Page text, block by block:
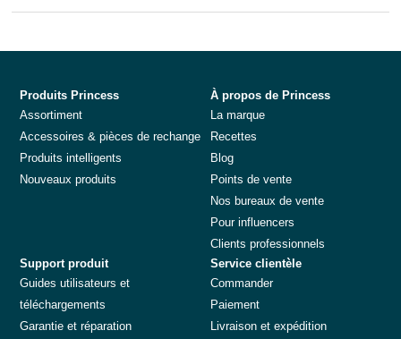
Produits Princess
Assortiment
Accessoires & pièces de rechange
Produits intelligents
Nouveaux produits
À propos de Princess
La marque
Recettes
Blog
Points de vente
Nos bureaux de vente
Pour influencers
Clients professionnels
Support produit
Guides utilisateurs et
téléchargements
Garantie et réparation
Service clientèle
Commander
Paiement
Livraison et expédition